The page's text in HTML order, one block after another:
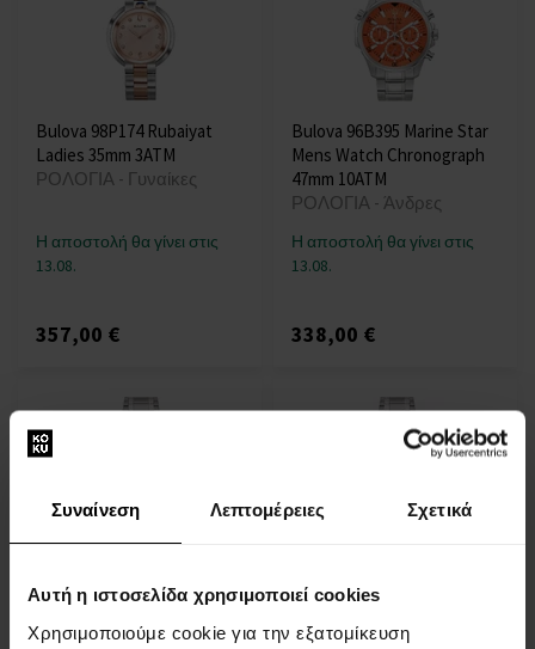
Συναίνεση Λεπτομέρειες Σχετικά
Αυτή η ιστοσελίδα χρησιμοποιεί cookies
Χρησιμοποιούμε cookie για την εξατομίκευση
Bulova 98P174 Rubaiyat
Ladies 35mm 3ATM
ΡΟΛΟΓΙΑ - Γυναίκες
Η αποστολή θα γίνει στις
13.08.
357,00 €
Bulova 96B395 Marine Star
Mens Watch Chronograph
47mm 10ATM
ΡΟΛΟΓΙΑ - Άνδρες
Η αποστολή θα γίνει στις
13.08.
338,00 €
Chronograph 45mm 3ATM
ΡΟΛΟΓΙΑ - Άνδρες
Watch Chronograph 45mm
3ATM
ΡΟΛΟΓΙΑ - Άνδρες